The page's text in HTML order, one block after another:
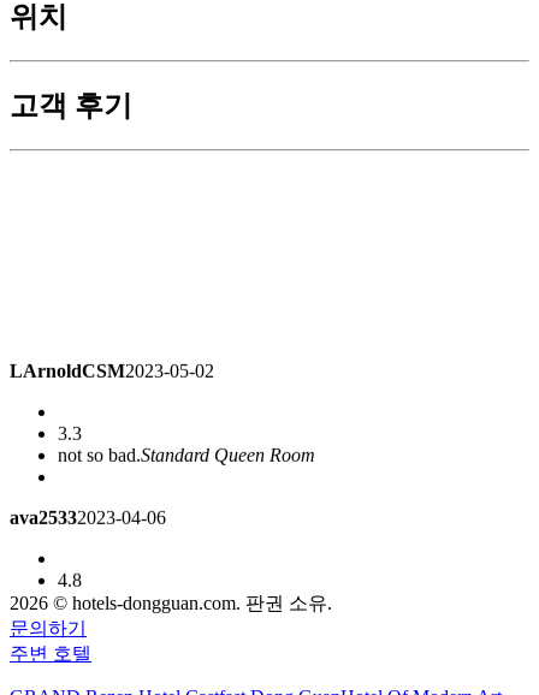
위치
고객 후기
LArnoldCSM2023-05-02
3.3
not so bad. Standard Queen Room
ava25332023-04-06
4.8
Very clean, Hong Kong style management style, the
surrounding environment has a fairy tale feeling. Children like
it very much and want to check in again.
Room
2026 © hotels-dongguan.com. 판권 소유.
문의하기
주변 호텔